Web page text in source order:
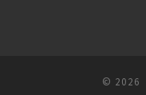
© 2026